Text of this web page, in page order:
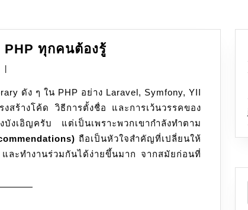
ทุกคนต้องรู้
ที่
นัก
พัฒนา
PHP
ทุก
สร้างโค้ด วิธีการตั้งชื่อ และการเว้นวรรคของ
งเอิญครับ แต่เป็นเพราะพวกเขากำลังทำตาม
ถือเป็นหัวใจสำคัญที่เปลี่ยนให้
ะทำงานร่วมกันได้ง่ายขึ้นมาก จากสมัยก่อนที่